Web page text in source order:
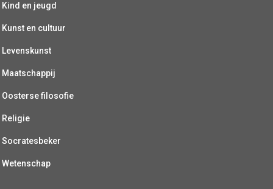
Kind en jeugd
Kunst en cultuur
Levenskunst
Maatschappij
Oosterse filosofie
Religie
Socratesbeker
Wetenschap